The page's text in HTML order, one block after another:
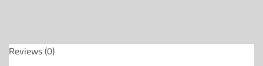
Reviews (0)